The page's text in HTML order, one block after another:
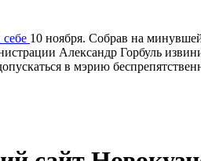
10 ноября. Собрав на
Александр Горбуль
в мэрию